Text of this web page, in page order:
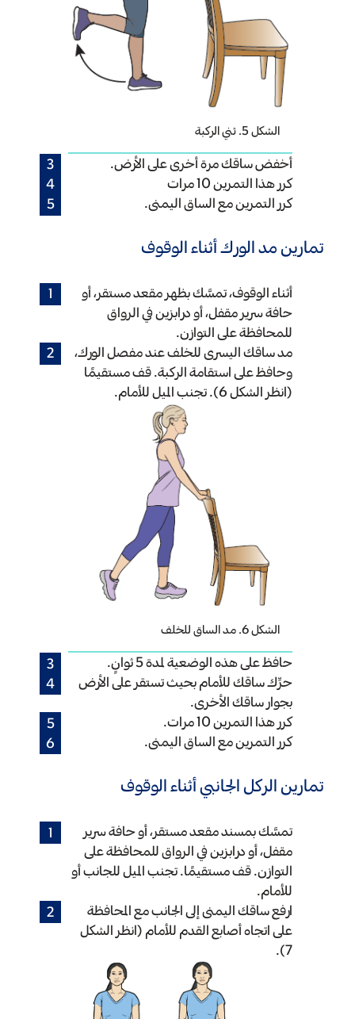
الشكل 5. ثني الركبة
أخفض ساقك مرة أخرى على الأرض.
كرر هذا التمرين 10 مرات
كرر التمرين مع الساق اليمنى.
تمارين مد الورك أثناء الوقوف
أثناء الوقوف، تمسَّك بظهر مقعد مستقر، أو
حافة سرير مقفل، أو درابزين في الرواق
للمحافظة على التوازن.
مد ساقك اليسرى للخلف عند مفصل الورك،
وحافظ على استقامة الركبة. قف مستقيمًا
(انظر الشكل 6). تجنب الميل للأمام.
الشكل 6. مد الساق للخلف
حافظ على هذه الوضعية لمدة 5 ثوانٍ.
حرِّك ساقك للأمام بحيث تستقر على الأرض
بجوار ساقك الأخرى.
كرر هذا التمرين 10 مرات.
كرر التمرين مع الساق اليمنى.
تمارين الركل الجانبي أثناء الوقوف
تمسَّك بمسند مقعد مستقر، أو حافة سرير
مقفل، أو درابزين في الرواق للمحافظة على
التوازن. قف مستقيمًا. تجنب الميل للجانب أو
للأمام.
ارفع ساقك اليمنى إلى الجانب مع المحافظة
على اتجاه أصابع القدم للأمام (انظر الشكل